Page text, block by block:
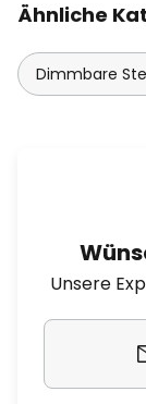
Ähnliche
Dimmbare
Unsere